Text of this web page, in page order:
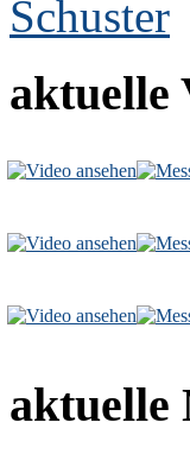
aktuelle
aktuelle